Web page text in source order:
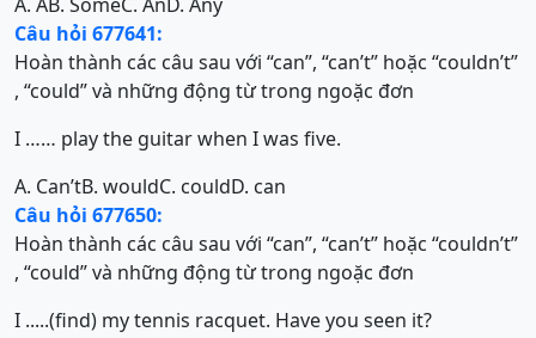
Câu hỏi 677641:
Hoàn thành các câu sau với “can”, “can’t” hoặc “couldn’t”
, “could” và những động từ trong ngoặc đơn
I …… play the guitar when I was five.
A. Can’tB. wouldC. couldD. can
Câu hỏi 677650:
Hoàn thành các câu sau với “can”, “can’t” hoặc “couldn’t”
, “could” và những động từ trong ngoặc đơn
I .....(find) my tennis racquet. Have you seen it?